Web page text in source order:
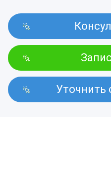
Уточнить